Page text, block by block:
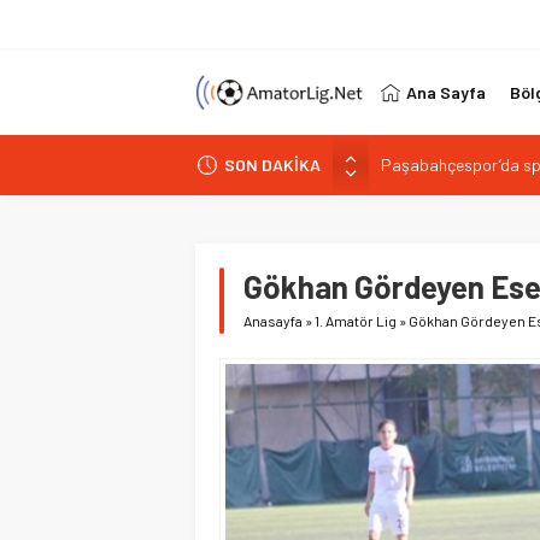
Ana Sayfa
SON DAKİKA
Paşabahçespor’da
İstanbul Gençlerbirliği
Kuzeyin Kaplanları
İstiklalspor’dan sol
Gökhan Gördeyen
Anasayfa »1. Amatör Lig » Gökhan Gördeyen